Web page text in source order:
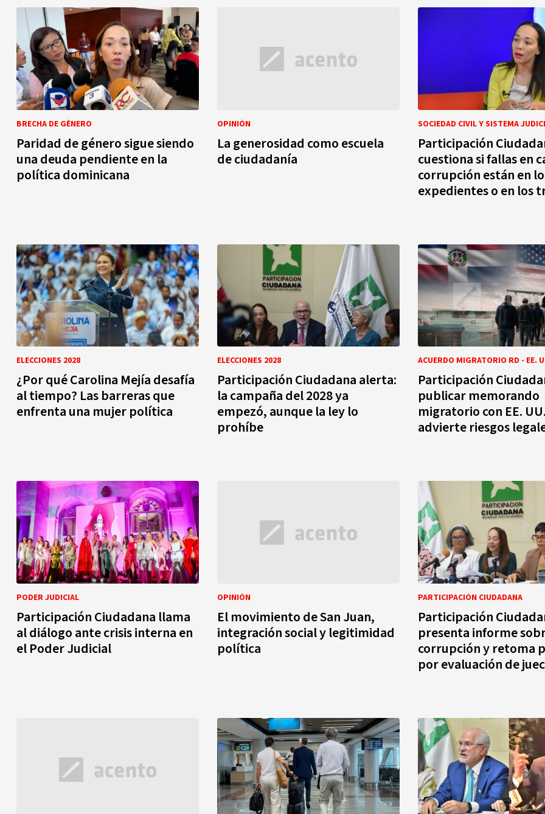
BRECHA DE GÉNERO
Paridad de género sigue siendo
una deuda pendiente en la
política dominicana
OPINIÓN
La generosidad como escuela
de ciudadanía
SOCIEDAD CIVIL Y SISTEMA
Participación
cuestiona si fallas en
corrupción están en
expedientes o en los
ELECCIONES 2028
¿Por qué Carolina Mejía desafía
al tiempo? Las barreras que
enfrenta una mujer política
ELECCIONES 2028
Participación Ciudadana alerta:
la campaña del 2028 ya
empezó, aunque la ley lo
prohíbe
ACUERDO MIGRATORIO RD - EE.
Participación
publicar memorando
migratorio con EE.
advierte riesgos
PODER JUDICIAL
Participación Ciudadana llama
al diálogo ante crisis interna en
el Poder Judicial
OPINIÓN
El movimiento de San Juan,
integración social y legitimidad
política
PARTICIPACIÓN CIUDADANA
Participación
presenta informe
corrupción y retoma
por evaluación de